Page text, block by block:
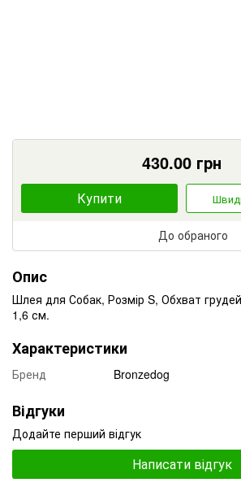
430.00 грн
Купити
До обраного
Опис
Шлея для Собак, Розмір S, Обхват
1,6 см.
Характеристики
Бренд Bronzedog
Відгуки
Додайте перший відгук
Написати відгук